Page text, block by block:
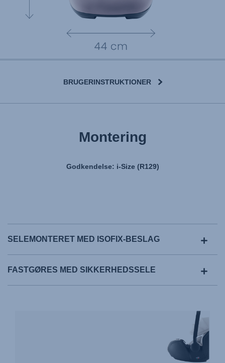
BRUGERINSTRUKTIONER
Montering
Godkendelse: i-Size (R129)
SELEMONTERET MED ISOFIX-BESLAG
FASTGØRES MED SIKKERHEDSSELE